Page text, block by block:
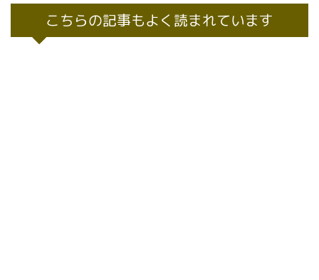
こちらの記事もよく読まれています